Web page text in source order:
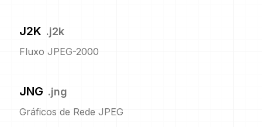
J2K .j2k
Fluxo JPEG-2000
JNG .jng
Gráficos de Rede JPEG